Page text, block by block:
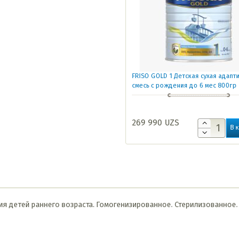
FRISO GOLD 1 Детская сухая
смесь с рождения до 6 мес 800гр
269 990 UZS В
раннего возраста. Гомогенизированное. Стерилизованное.